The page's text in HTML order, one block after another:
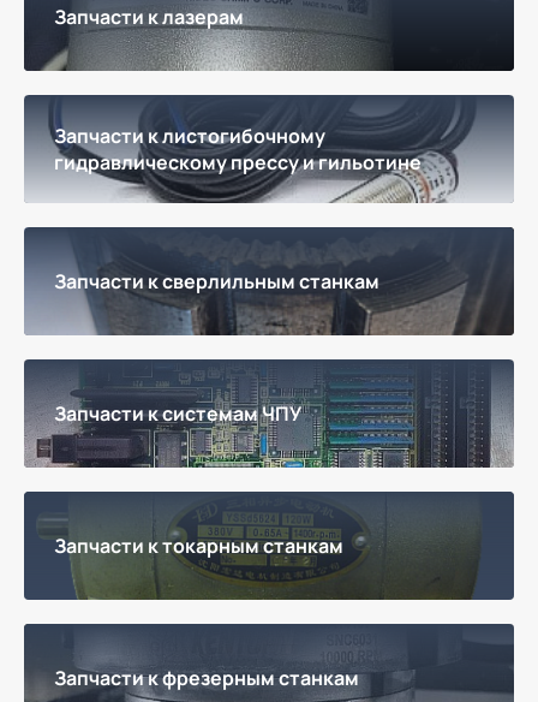
Запчасти к лазерам
Запчасти к листогибочному
гидравлическому прессу и гильотине
Запчасти к сверлильным станкам
Запчасти к системам ЧПУ
Запчасти к токарным станкам
Запчасти к фрезерным станкам